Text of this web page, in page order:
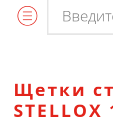
Щетки